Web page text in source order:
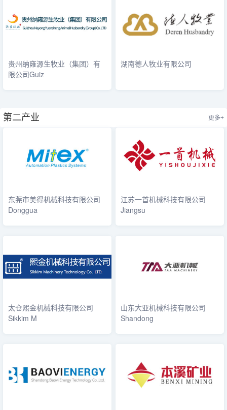
贵州纳雍源生牧业（集团）有
限公司Guiz
湖南德人牧业有限公司
第二产业 更多+
东莞市美得机械科技有限公司
Donggua
江苏一首机械科技有限公司
Jiangsu
太仓熙金机械科技有限公司
Sikkim M
山东大亚机械科技有限公司
Shandong